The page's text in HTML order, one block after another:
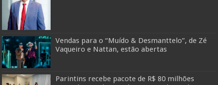
Vendas para o “Muído & Desmanttelo”, de Zé
Vaqueiro e Nattan, estão abertas
Parintins recebe pacote de R$ 80 milhões